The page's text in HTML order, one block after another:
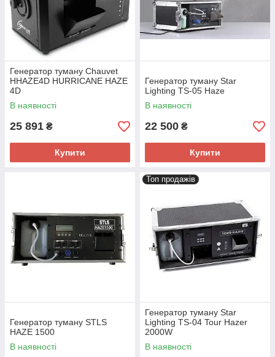
Генератор туману Chauvet
HHAZE4D HURRICANE HAZE
4D
В наявності
25 891 ₴
Купити
Генератор туману Star
Lighting TS-05 Haze
В наявності
22 500 ₴
Купити
Генератор туману STLS
HAZE 1500
В наявності
Топ продажів
Генератор туману Star
Lighting TS-04 Tour Hazer
2000W
В наявності